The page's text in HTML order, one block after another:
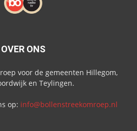
OVER ONS
voor de gemeenten Hillegom,
en Teylingen.
op: info@bollenstreekomroep.nl